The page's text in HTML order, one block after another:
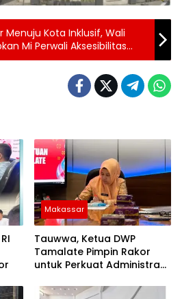
Menuju Kota Inklusif, Wali
Mi Perwali Aksesibilitas
Makassar
Tauwwa, Ketua DWP
Tamalate Pimpin Rakor
untuk Perkuat Administrasi